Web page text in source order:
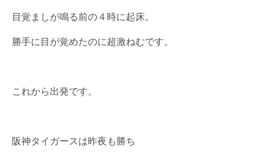
目覚ましが鳴る前の４時に起床。
勝手に目が覚めたのに超激ねむです。
これから出発です。
阪神タイガースは昨夜も勝ち